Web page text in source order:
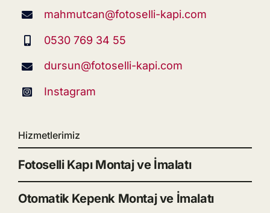
mahmutcan@fotoselli-kapi.com
0530 769 34 55
dursun@fotoselli-kapi.com
Instagram
Hizmetlerimiz
Fotoselli Kapı Montaj ve İmalatı
Otomatik Kepenk Montaj ve İmalatı